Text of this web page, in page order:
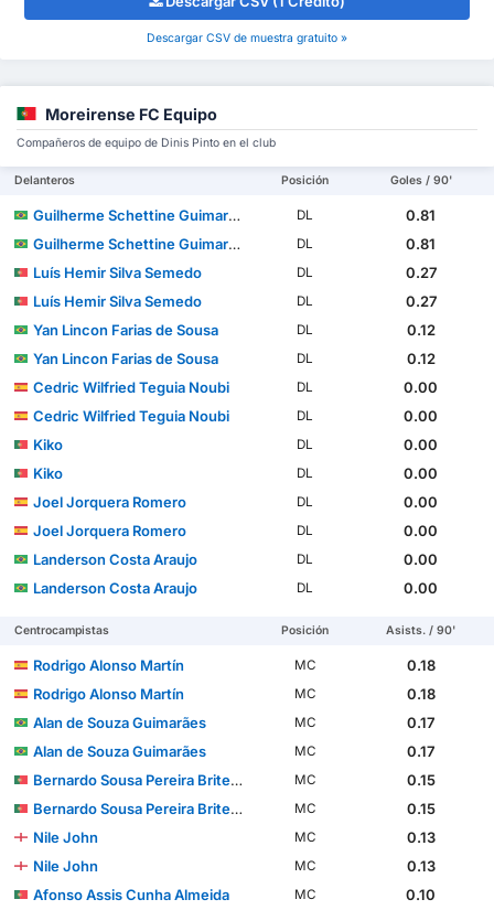
Descargar CSV de muestra gratuito »
Moreirense FC Equipo
Compañeros de equipo de Dinis Pinto en el club
Delanteros Posición Goles / 90'
Guilherme Schettine Guimarães DL
0.81
Guilherme Schettine Guimarães
DL
0.81
Luís Hemir Silva Semedo
DL
0.27
Luís Hemir Silva Semedo
DL
0.27
Yan Lincon Farias de Sousa
DL
0.12
Yan Lincon Farias de Sousa
DL
0.12
Cedric Wilfried Teguia Noubi
DL
0.00
Cedric Wilfried Teguia Noubi
DL
0.00
Kiko
DL
0.00
Kiko
DL
0.00
Joel Jorquera Romero
DL
0.00
Joel Jorquera Romero
DL
0.00
Landerson Costa Araujo
DL
0.00
Landerson Costa Araujo
DL 0.00
Centrocampistas Posición Asists. / 90'
Rodrigo Alonso Martín MC
0.18
Rodrigo Alonso Martín
MC
0.18
Alan de Souza Guimarães
MC
0.17
Alan de Souza Guimarães
MC
0.17
Bernardo Sousa Pereira Brites Martins
MC
0.15
Bernardo Sousa Pereira Brites Martins
MC
0.15
Nile John
MC
0.13
Nile John
MC
0.13
Afonso Assis Cunha Almeida
MC
0.10